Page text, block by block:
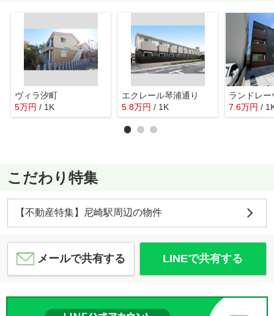
ヴィラ汐町
5万円 / 1K
エクレール琴浦通り
5.8万円 / 1K
ランドレー
7.6万円 /
こだわり特集
【不動産特集】尼崎駅周辺の物件
メールで共有する LINEで共有する